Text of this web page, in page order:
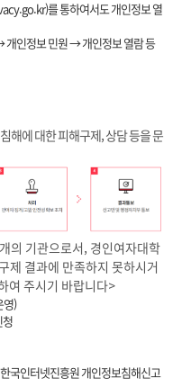
를 통하여서도 개인정보 열
개인정보 민원 → 개인정보 열람 등
해에 대한 피해구제, 상담 등을 문
의 기관으로서, 경인여자대학
제 결과에 만족하지 못하시거
여 주시기 바랍니다>
영)
청
국인터넷진흥원 개인정보침해신고